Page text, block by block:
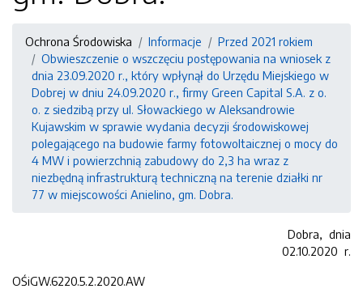
Ochrona Środowiska Informacje
Przed 2021 rokiem
Obwieszczenie o wszczęciu postępowania na wniosek z
dnia 23.09.2020 r., który wpłynął do Urzędu Miejskiego w
Dobrej w dniu 24.09.2020 r., firmy Green Capital S.A. z o.
o. z siedzibą przy ul. Słowackiego w Aleksandrowie
Kujawskim w sprawie wydania decyzji środowiskowej
polegającego na budowie farmy fotowoltaicznej o mocy do
4 MW i powierzchnią zabudowy do 2,3 ha wraz z
niezbędną infrastrukturą techniczną na terenie działki nr
77 w miejscowości Anielino, gm. Dobra.
Dobra, dnia
02.10.2020 r.
OŚiGW.6220.5.2.2020.AW